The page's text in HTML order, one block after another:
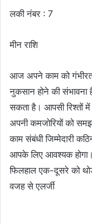
लकी नंबर : 7
मीन राशि
आज अपने काम को
नुकसान होने की संभावना
सकता है। आपसी रिश्तों
अपनी कमजोरियों को
काम संबंधी जिम्मेदारी
आपके लिए आवश्यक होगा।
फिलहाल एक-दूसरे को
वजह से एलर्जी